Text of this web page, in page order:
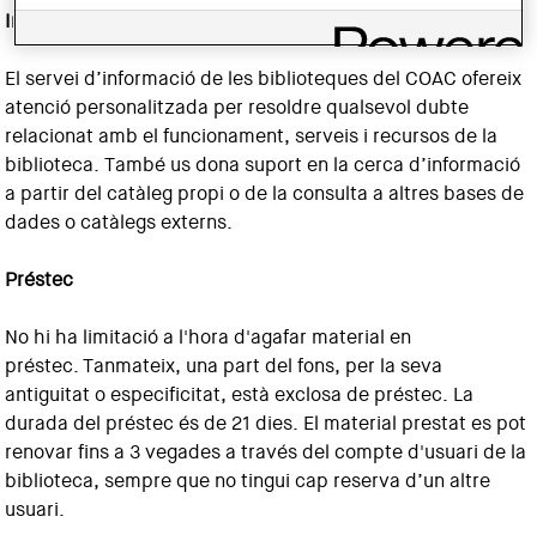
Informació bibliogràfica
El servei d’informació de les biblioteques del COAC ofereix
atenció personalitzada per resoldre qualsevol dubte
relacionat amb el funcionament, serveis i recursos de la
biblioteca. També us dona suport en la cerca d’informació
a partir del catàleg propi o de la consulta a altres bases de
dades o catàlegs externs.
Préstec
No hi ha limitació a l'hora d'agafar material en
préstec. Tanmateix, una part del fons, per la seva
antiguitat o especificitat, està exclosa de préstec. La
durada del préstec és de 21 dies. El material prestat es pot
renovar fins a 3 vegades a través del compte d'usuari de la
biblioteca, sempre que no tingui cap reserva d’un altre
usuari.